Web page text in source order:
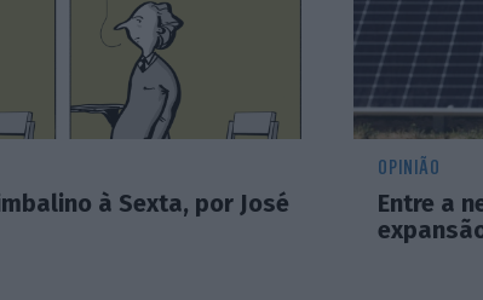
à Sexta, por José
OPINIÃO
Entre a